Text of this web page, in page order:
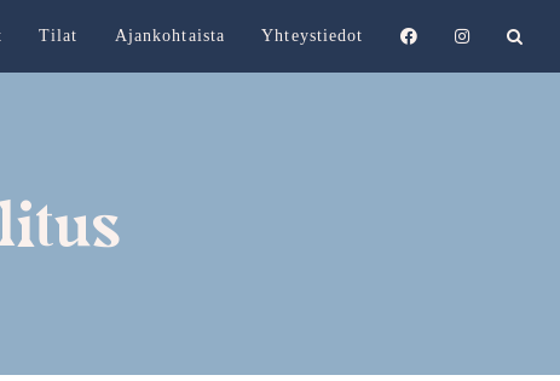
Tilat Ajankohtaista Yhteystiedot